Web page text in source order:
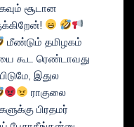
சூடான
மீண்டும் தமிழகம்
கூட ரெண்டாவது
இதுல
ராகுலை
பிரதமர்